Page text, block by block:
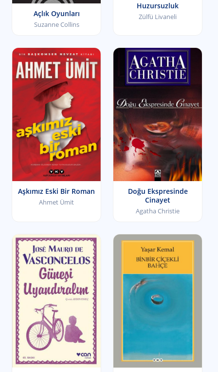
Açlık Oyunları
Suzanne Collins
Huzursuzluk
Zülfü Livaneli
Aşkımız Eski Bir Roman
Ahmet Ümit
Doğu Ekspresinde
Cinayet
Agatha Christie